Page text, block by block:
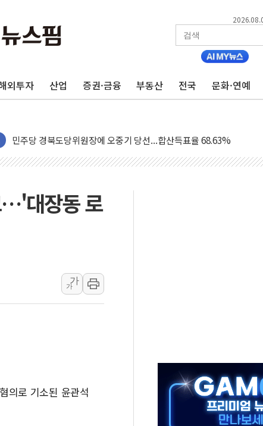
외투자 산업 증권·금융 부동산 전국 문화·연예
125mm 폭우 쏟아진 울진...'두천~하당'·'올미골교' 차량 통행 선제
포항 블루밸리 국가산단에 '철강 AI융합실증센터' 들어선다
상주 낙동강 선착장 하류서 50대 숨진 채 발견...경찰, 조사 중
민주당 경북도당위원장에 오중기 당선...합산득표율 68.63%
인천서 말다툼 중 어머니 살해 10대 구속…범행 후 반려견도 죽여
[속보] 민주, 강원·대구·경북 경선 결과...김민석 48.54% 정청래
[속보] 민주, 경북 경선 결과 발표...김민석 47.37% 정청래 45.71% 송
최태원, 노소영에 9440억 지급 확정되나…재상고 앞두고 막판 셈법
하나금융, 명동 소상공인에 '행복상자' 전달
윤준병·이해민 의원, '정부 특사'로 콜롬비아 대통령 취임식 참석
'호우·산사태 주의보' 울진 시간당 30mm 강한 비...호우 피해 없어
…'대장동 로
가
가
의로 기소된 윤관석